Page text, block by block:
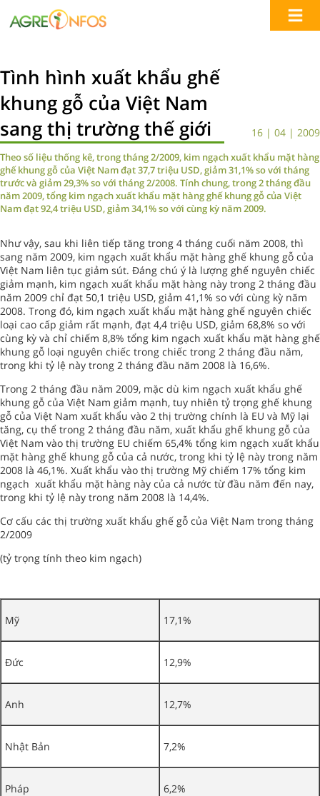
Tình hình xuất khẩu ghế
khung gỗ của Việt Nam
sang thị trường thế giới
16 | 04 | 2009
Theo số liệu thống kê, trong tháng 2/2009, kim ngạch xuất khẩu mặt hàng
ghế khung gỗ của Việt Nam đạt 37,7 triệu USD, giảm 31,1% so với tháng
trước và giảm 29,3% so với tháng 2/2008. Tính chung, trong 2 tháng đầu
năm 2009, tổng kim ngạch xuất khẩu mặt hàng ghế khung gỗ của Việt
Nam đạt 92,4 triệu USD, giảm 34,1% so với cùng kỳ năm 2009.
Như vậy, sau khi liên tiếp tăng trong 4 tháng cuối năm 2008, thì
sang năm 2009, kim ngạch xuất khẩu mặt hàng ghế khung gỗ của
Việt Nam liên tục giảm sút. Đáng chú ý là lượng ghế nguyên chiếc
giảm mạnh, kim ngạch xuất khẩu mặt hàng này trong 2 tháng đầu
năm 2009 chỉ đạt 50,1 triệu USD, giảm 41,1% so với cùng kỳ năm
2008. Trong đó, kim ngạch xuất khẩu mặt hàng ghế nguyên chiếc
loại cao cấp giảm rất mạnh, đạt 4,4 triệu USD, giảm 68,8% so với
cùng kỳ và chỉ chiếm 8,8% tổng kim ngạch xuất khẩu mặt hàng ghế
khung gỗ loại nguyên chiếc trong chiếc trong 2 tháng đầu năm,
trong khi tỷ lệ này trong 2 tháng đầu năm 2008 là 16,6%.
Trong 2 tháng đầu năm 2009, mặc dù kim ngạch xuất khẩu ghế
khung gỗ của Việt Nam giảm mạnh, tuy nhiên tỷ trọng ghế khung
gỗ của Việt Nam xuất khẩu vào 2 thị trường chính là EU và Mỹ lại
tăng, cụ thể trong 2 tháng đầu năm, xuất khẩu ghế khung gỗ của
Việt Nam vào thị trường EU chiếm 65,4% tổng kim ngạch xuất khẩu
mặt hàng ghế khung gỗ của cả nước, trong khi tỷ lệ này trong năm
2008 là 46,1%. Xuất khẩu vào thị trường Mỹ chiếm 17% tổng kim
ngạch xuất khẩu mặt hàng này của cả nước từ đầu năm đến nay,
trong khi tỷ lệ này trong năm 2008 là 14,4%.
Cơ cấu các thị trường xuất khẩu ghế gỗ của Việt Nam trong tháng
2/2009
(tỷ trọng tính theo kim ngạch)
Mỹ 17,1%
Đức 12,9%
Anh 12,7%
Nhật Bản 7,2%
Pháp 6,2%